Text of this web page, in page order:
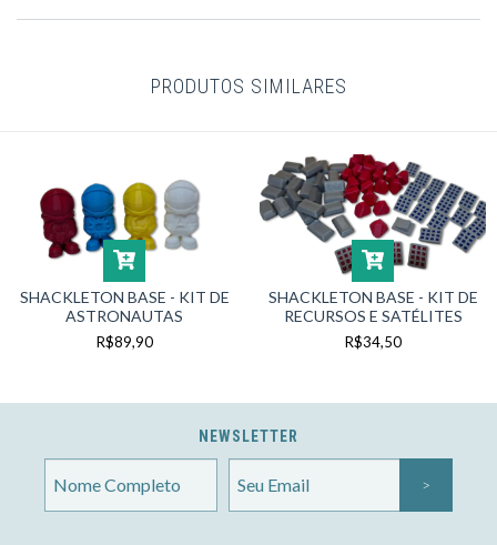
PRODUTOS SIMILARES
SHACKLETON BASE - KIT DE
ASTRONAUTAS
R$89,90
SHACKLETON BASE - KIT DE
RECURSOS E SATÉLITES
R$34,50
NEWSLETTER